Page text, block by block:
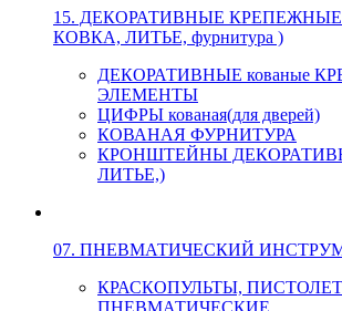
15. ДЕКОРАТИВНЫЕ
КОВКА, ЛИТЬЕ, фурнитура )
ДЕКОРАТИВНЫЕ кованые
ЭЛЕМЕНТЫ
ЦИФРЫ кованая(для дверей)
КОВАНАЯ ФУРНИТУРА
КРОНШТЕЙНЫ
ЛИТЬЕ,)
07. ПНЕВМАТИЧЕСКИЙ
КРАСКОПУЛЬТЫ,
ПНЕВМАТИЧЕСКИЕ